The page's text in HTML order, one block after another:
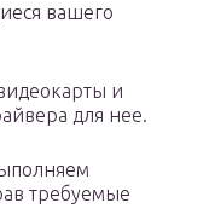
вашего
и
для нее.
требуемые